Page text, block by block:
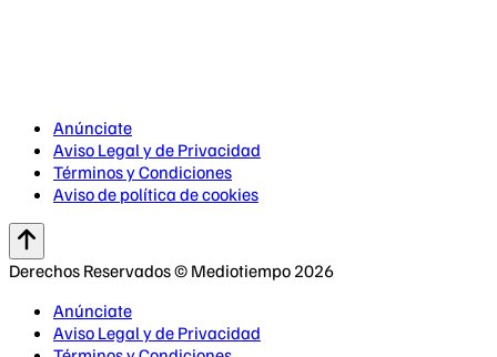
Anúnciate
Aviso Legal y de Privacidad
Términos y Condiciones
Aviso de política de cookies
Derechos Reservados © Mediotiempo 2026
Anúnciate
Aviso Legal y de Privacidad